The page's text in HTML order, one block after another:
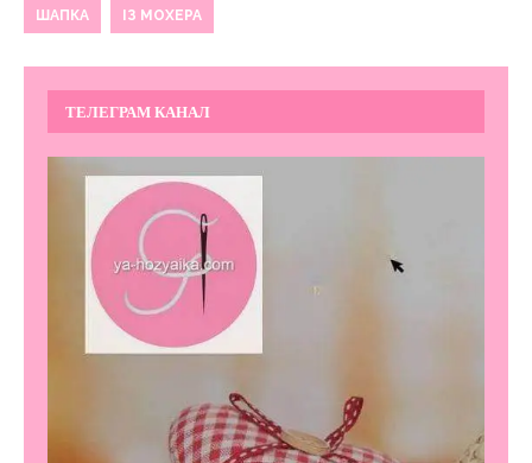
ШАПКА ІЗ МОХЕРА
ТЕЛЕГРАМ КАНАЛ